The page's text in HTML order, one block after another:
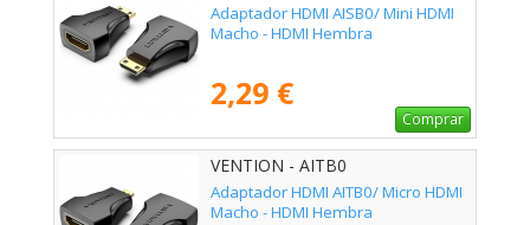
Adaptador HDMI AISB0/ Mini HDMI
Macho - HDMI Hembra
2,29 €
Comprar
VENTION - AITB0
Adaptador HDMI AITB0/ Micro HDMI
Macho - HDMI Hembra